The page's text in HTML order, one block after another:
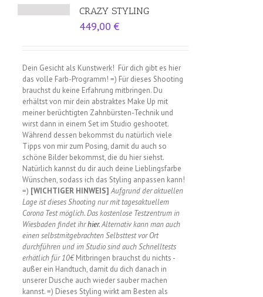
CRAZY STYLING
449,00 €
Dein Gesicht als Kunstwerk! Für dich gibt es hier
das volle Farb-Programm! =) Für dieses Shooting
brauchst du keine Erfahrung mitbringen. Du
erhältst von mir dein abstraktes Make Up mit
meiner berüchtigten Zahnbürsten-Technik und
wirst dann in einem Set im Studio geshootet.
Während dessen bekommst du natürlich viele
Tipps von mir zum Posing, damit du auch so
schöne Bilder bekommst, die du hier siehst.
Natürlich kannst du dir auch deine Lieblingsfarbe
Wünschen, sodass ich das Styling anpassen kann!
=) [WICHTIGER HINWEIS] Aufgrund der aktuellen
Lage ist dieses Shooting nur mit tagesaktuellem
Corona Test möglich. Das kostenlose Testzentrum in
Wiesbaden findet ihrhier.Alternativ kann man auch
einen selbstmitgebrachten Selbsttest vor Ort
durchführen und im Studio sind auch Schnelltests
erhätlich für 10€Mitbringen brauchst du nichts -
außer ein Handtuch, damit du dich danach in
unserer Dusche auch wieder sauber machen
kannst. =) Dieses Styling wirkt am Besten als